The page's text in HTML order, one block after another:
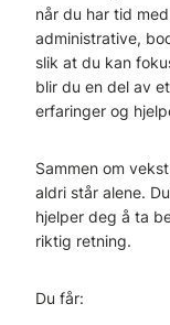
når du har tid
administrative,
slik at du kan
blir du en del av
erfaringer og
Sammen om
aldri står alene.
hjelper deg å ta
riktig retning.
Du får: